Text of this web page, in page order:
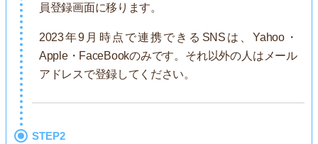
員登録画面に移ります。
2023年9月時点で連携できるSNSは、Yahoo・
Apple・FaceBookのみです。それ以外の人はメール
アドレスで登録してください。
STEP2